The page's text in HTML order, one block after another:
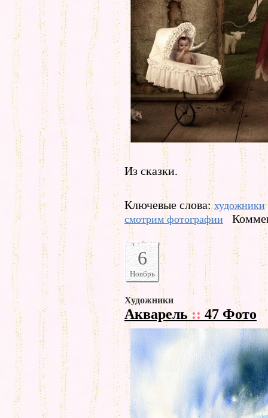
Из сказки.
Ключевые слова:художники
смотрим фотографии
6
Ноябрь
Художники
Акварель:: 47 Фото